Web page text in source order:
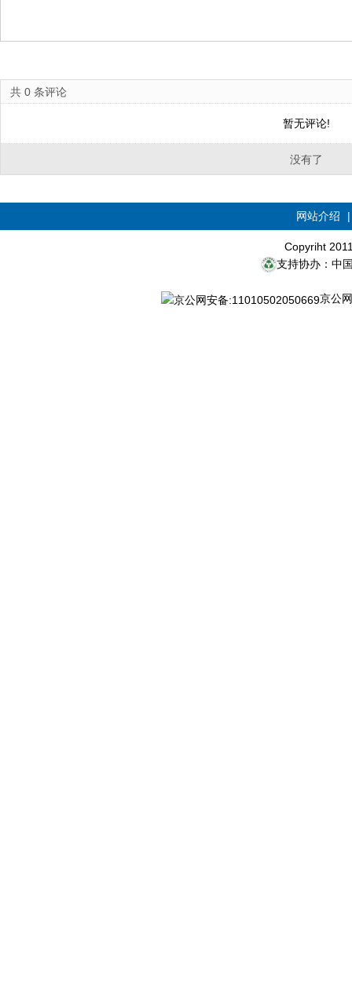
共 0 条评论
暂无评论!
没有了
网站介绍
Copyriht
支持协办：中
京公